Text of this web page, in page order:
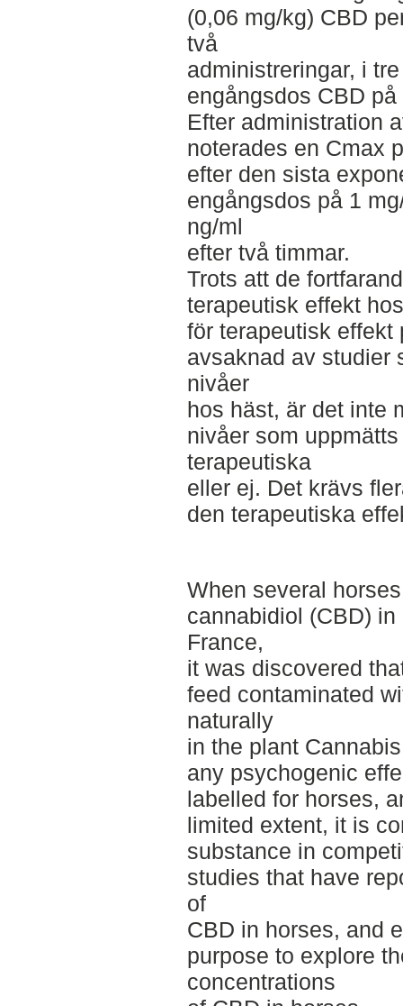
(0,06 mg/kg) CBD
två
administreringar, i
engångsdos CBD
Efter administration
noterades en Cmax
efter den sista
engångsdos på 1
ng/ml
efter två timmar.
Trots att de
terapeutisk effekt
för terapeutisk effekt
avsaknad av studier
nivåer
hos häst, är det inte
nivåer som
terapeutiska
eller ej. Det krävs
den terapeutiska
When several
cannabidiol (CBD)
France,
it was discovered
feed contaminated
naturally
in the plant
any psychogenic
labelled for horses,
limited extent, it is
substance in
studies that have
of
CBD in horses, and
purpose to explore
concentrations